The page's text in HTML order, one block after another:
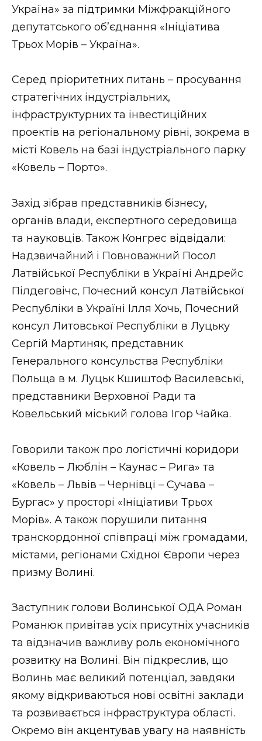
ВІДЕО
Україна» за підтримки Міжфракційного
депутатського об’єднання «Ініціатива
Трьох Морів – Україна».
Серед пріоритетних питань – просування
стратегічних індустріальних,
інфраструктурних та інвестиційних
проектів на регіональному рівні, зокрема в
місті Ковель на базі індустріального парку
«Ковель – Порто».
Захід зібрав представників бізнесу,
органів влади, експертного середовища
та науковців. Також Конгрес відвідали:
Надзвичайний і Повноважний Посол
Латвійської Республіки в Україні Андрейс
Пілдеговічс, Почесний консул Латвійської
Республіки в Україні Ілля Хочь, Почесний
консул Литовської Республіки в Луцьку
Сергій Мартиняк, представник
Генерального консульства Республіки
Польща в м. Луцьк Кшиштоф Василевські,
представники Верховної Ради та
Ковельський міський голова Ігор Чайка.
Говорили також про логістичні коридори
«Ковель – Люблін – Каунас – Рига» та
«Ковель – Львів – Чернівці – Сучава –
Бургас» у просторі «Ініціативи Трьох
Морів». А також порушили питання
транскордонної співпраці між громадами,
містами, регіонами Східної Європи через
призму Волині.
Заступник голови Волинської ОДА Роман
Романюк привітав усіх присутніх учасників
та відзначив важливу роль економічного
розвитку на Волині. Він підкреслив, що
Волинь має великий потенціал, завдяки
якому відкриваються нові освітні заклади
та розвивається інфраструктура області.
Окремо він акцентував увагу на наявність